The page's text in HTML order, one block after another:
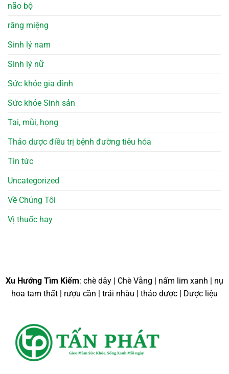
não bộ
răng miệng
Sinh lý nam
Sinh lý nữ
Sức khỏe gia đình
Sức khỏe Sinh sản
Tai, mũi, họng
Thảo dược điều trị bệnh đường tiêu hóa
Tin tức
Uncategorized
Về Chúng Tôi
Vị thuốc hay
Xu Hướng Tìm Kiếm: chè dây | Chè Vằng | nấm lim xanh | nụ
hoa tam thất | rượu cần | trái nhàu | thảo dược | Dược liệu